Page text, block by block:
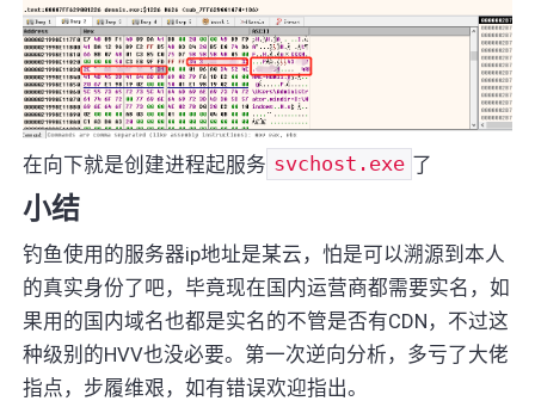
在向下就是创建进程起服务 svchost.exe 了
小结
钓鱼使用的服务器ip地址是某云，怕是可以溯源到本人
的真实身份了吧，毕竟现在国内运营商都需要实名，如
果用的国内域名也都是实名的不管是否有CDN，不过这
种级别的HVV也没必要。第一次逆向分析，多亏了大佬
指点，步履维艰，如有错误欢迎指出。